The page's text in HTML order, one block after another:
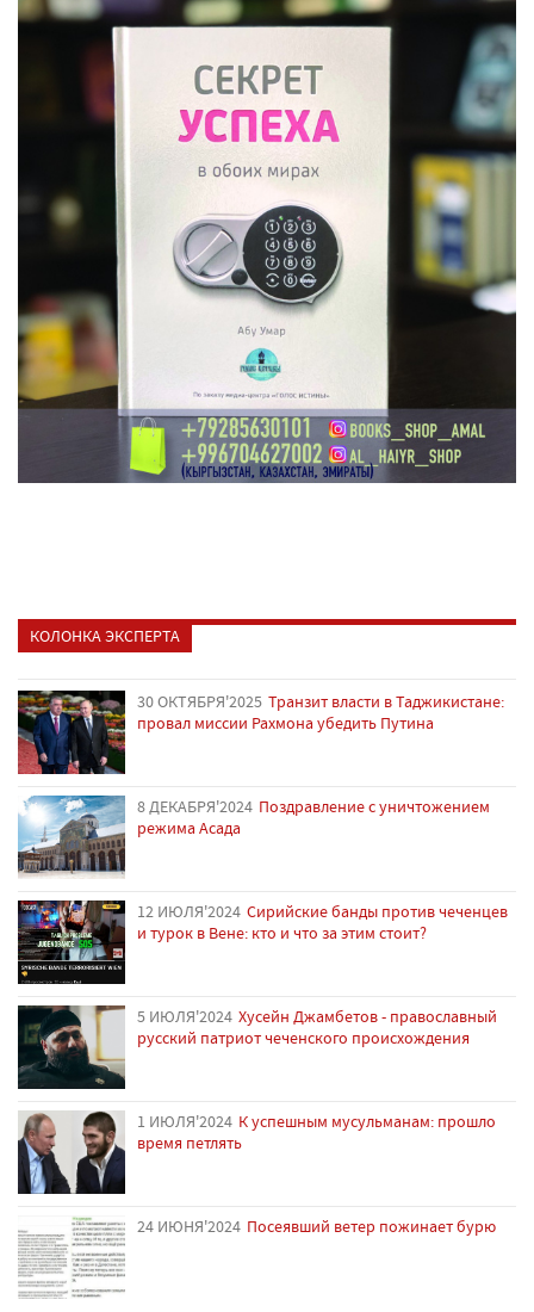
КОЛОНКА ЭКСПЕРТА
30 ОКТЯБРЯ'2025 Транзит власти в Таджикистане:
провал миссии Рахмона убедить Путина
8 ДЕКАБРЯ'2024 Поздравление с уничтожением
режима Асада
12 ИЮЛЯ'2024 Сирийские банды против чеченцев
и турок в Вене: кто и что за этим стоит?
5 ИЮЛЯ'2024 Хусейн Джамбетов - православный
русский патриот чеченского происхождения
1 ИЮЛЯ'2024 К успешным мусульманам: прошло
время петлять
24 ИЮНЯ'2024 Посеявший ветер пожинает бурю